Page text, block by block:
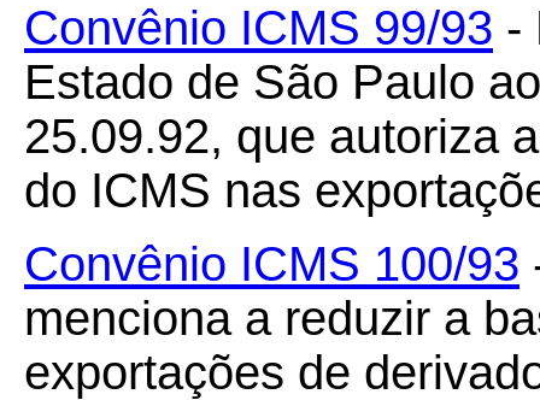
Convênio ICMS 99/93 -
Estado de São Paulo
25.09.92, que autoriza
do ICMS nas
Convênio ICMS 100/93
menciona a reduzir a
exportações de